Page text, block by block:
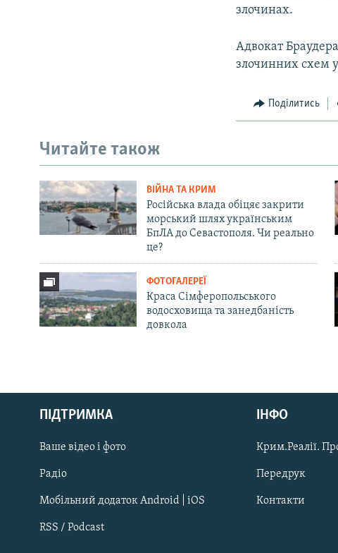
Русский
Qırımtatar
ДОЛУЧАЙСЯ!
злочинах.
Адвокат
злочинних схем у
Поділитись
Читайте також
ВІЙНА ТА КРИМ
Російська влада обіцяє закрити
морський шлях українським
БпЛА до Севастополя. Чи реально
це?
ФОТОГАЛЕРЕЇ
Краса Сімферопольського
водосховища та занедбаність
довкола
ПІДТРИМКА
Ваше відео і фото
Радіо
Мобільний додаток Android | iOS
RSS / Podcast
ІНФО
Крим.Реалії.
Передрук
Контакти